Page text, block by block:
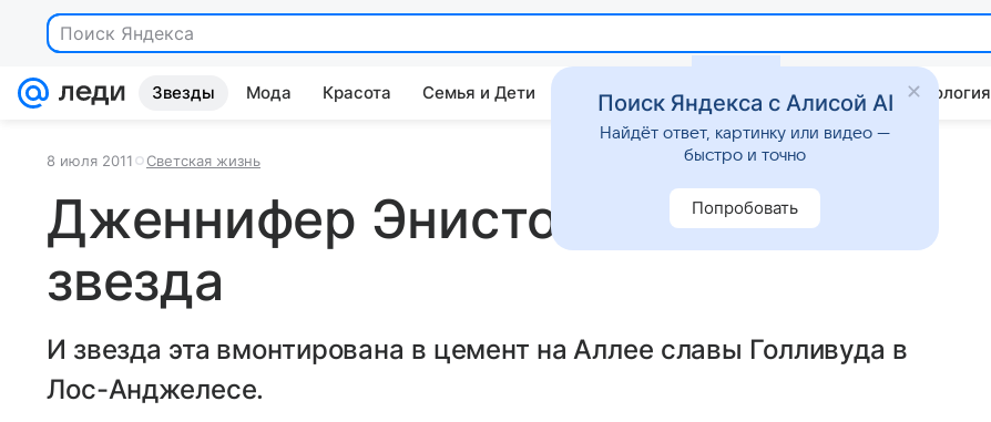
Поиск Яндекса
Звезды Мода Красота Семья и Дети Дом Гороскопы Стиль жизни Психология
8 июля 2011 Светская жизнь
Дженнифер Энистон теперь
звезда
И звезда эта вмонтирована в цемент на Аллее славы Голливуда в
Лос-Анджелесе.
Поиск Яндекса с Алисой AI
Найдёт ответ, картинку или видео —
быстро и точно
Попробовать